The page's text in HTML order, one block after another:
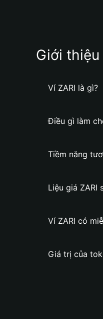
Giới thiệu
Ví ZARI là gì?
Điều gì làm
Tiềm năng
Liệu giá ZARI
Ví ZARI có
Giá trị của